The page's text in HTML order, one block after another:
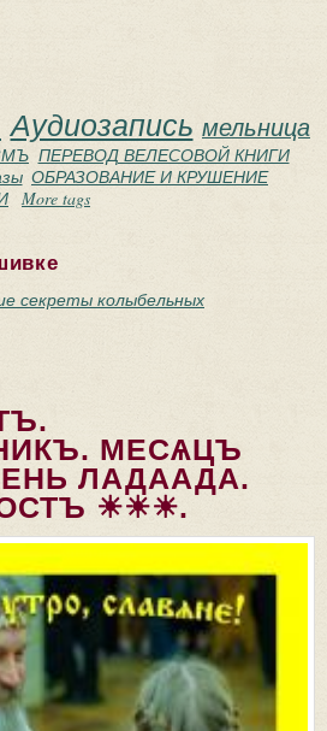
Аудиозапись мельница
ПЕРЕВОД ВЕЛЕСОВОЙ КНИГИ
ОБРАЗОВАНИЕ И КРУШЕНИЕ
More tags
секреты колыбельных
МЕСѦЦЪ
ЛАДААДА.
☀☀☀.